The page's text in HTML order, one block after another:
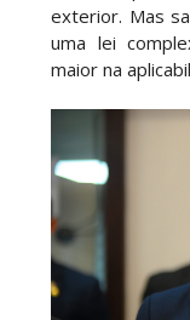
exterior. Mas
uma lei
maior na